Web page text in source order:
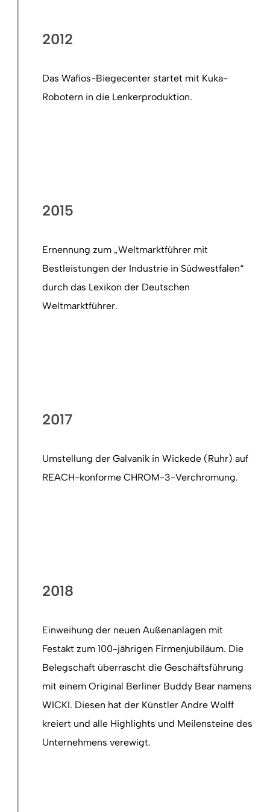
2012
Das Wafios-Biegecenter startet mit Kuka-
Robotern in die Lenkerproduktion.
2015
Ernennung zum „Weltmarktführer mit
Bestleistungen der Industrie in Südwestfalen“
durch das Lexikon der Deutschen
Weltmarktführer.
2017
Umstellung der Galvanik in Wickede (Ruhr) auf
REACH-konforme CHROM-3-Verchromung.
2018
Einweihung der neuen Außenanlagen mit
Festakt zum 100-jährigen Firmenjubiläum. Die
Belegschaft überrascht die Geschäftsführung
mit einem Original Berliner Buddy Bear namens
WICKI. Diesen hat der Künstler Andre Wolff
kreiert und alle Highlights und Meilensteine des
Unternehmens verewigt.